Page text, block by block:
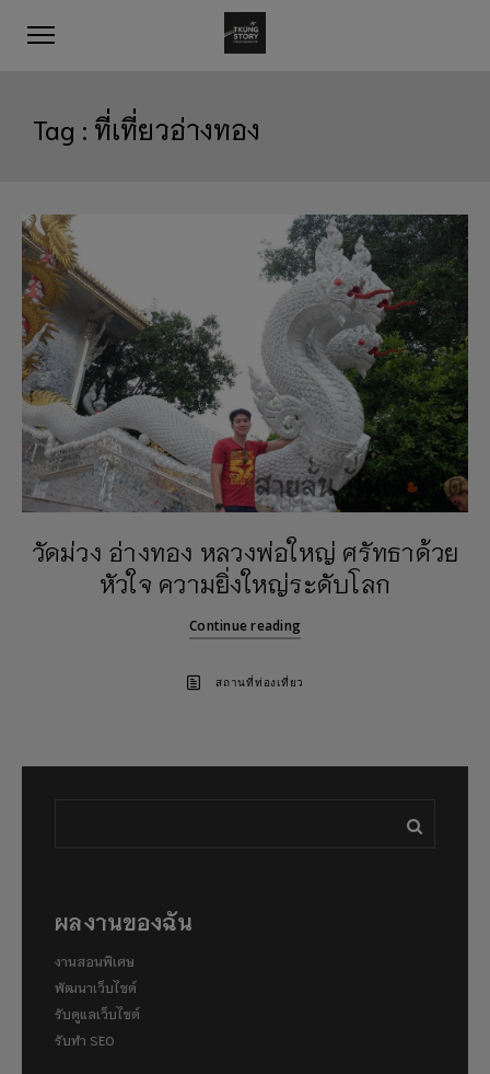
Tag : ที่เที่ยวอ่างทอง
วัดม่วง อ่างทอง หลวงพ่อใหญ่ ศรัทธาด้วย
หัวใจ ความยิ่งใหญ่ระดับโลก
Continue reading
สถานที่ท่องเที่ยว
ผลงานของฉัน
งานสอนพิเศษ
พัฒนาเว็บไซต์
รับดูแลเว็บไซต์
รับทำ SEO